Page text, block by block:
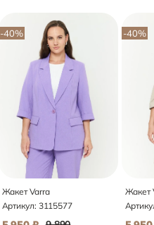
-40%
Жакет Varra
Артикул: 3115577
-40%
Жакет